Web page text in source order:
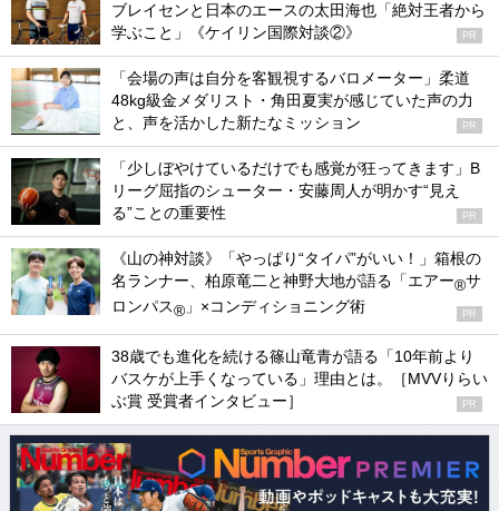
ブレイセンと日本のエースの太田海也「絶対王者から
学ぶこと」《ケイリン国際対談②》
PR
「会場の声は自分を客観視するバロメーター」柔道
48kg級金メダリスト・角田夏実が感じていた声の力
と、声を活かした新たなミッション
PR
「少しぼやけているだけでも感覚が狂ってきます」B
リーグ屈指のシューター・安藤周人が明かす“見え
る”ことの重要性
PR
《山の神対談》「やっぱり“タイパ”がいい！」箱根の
名ランナー、柏原竜二と神野大地が語る「エアー®サ
ロンパス® 」×コンディショニング術 PR
38歳でも進化を続ける篠山竜青が語る「10年前より
バスケが上手くなっている」理由とは。［MVVりらい
ぶ賞 受賞者インタビュー］
PR